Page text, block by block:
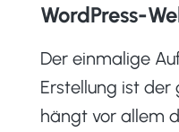
WordPress-
Der einmalige
Erstellung ist der
hängt vor allem